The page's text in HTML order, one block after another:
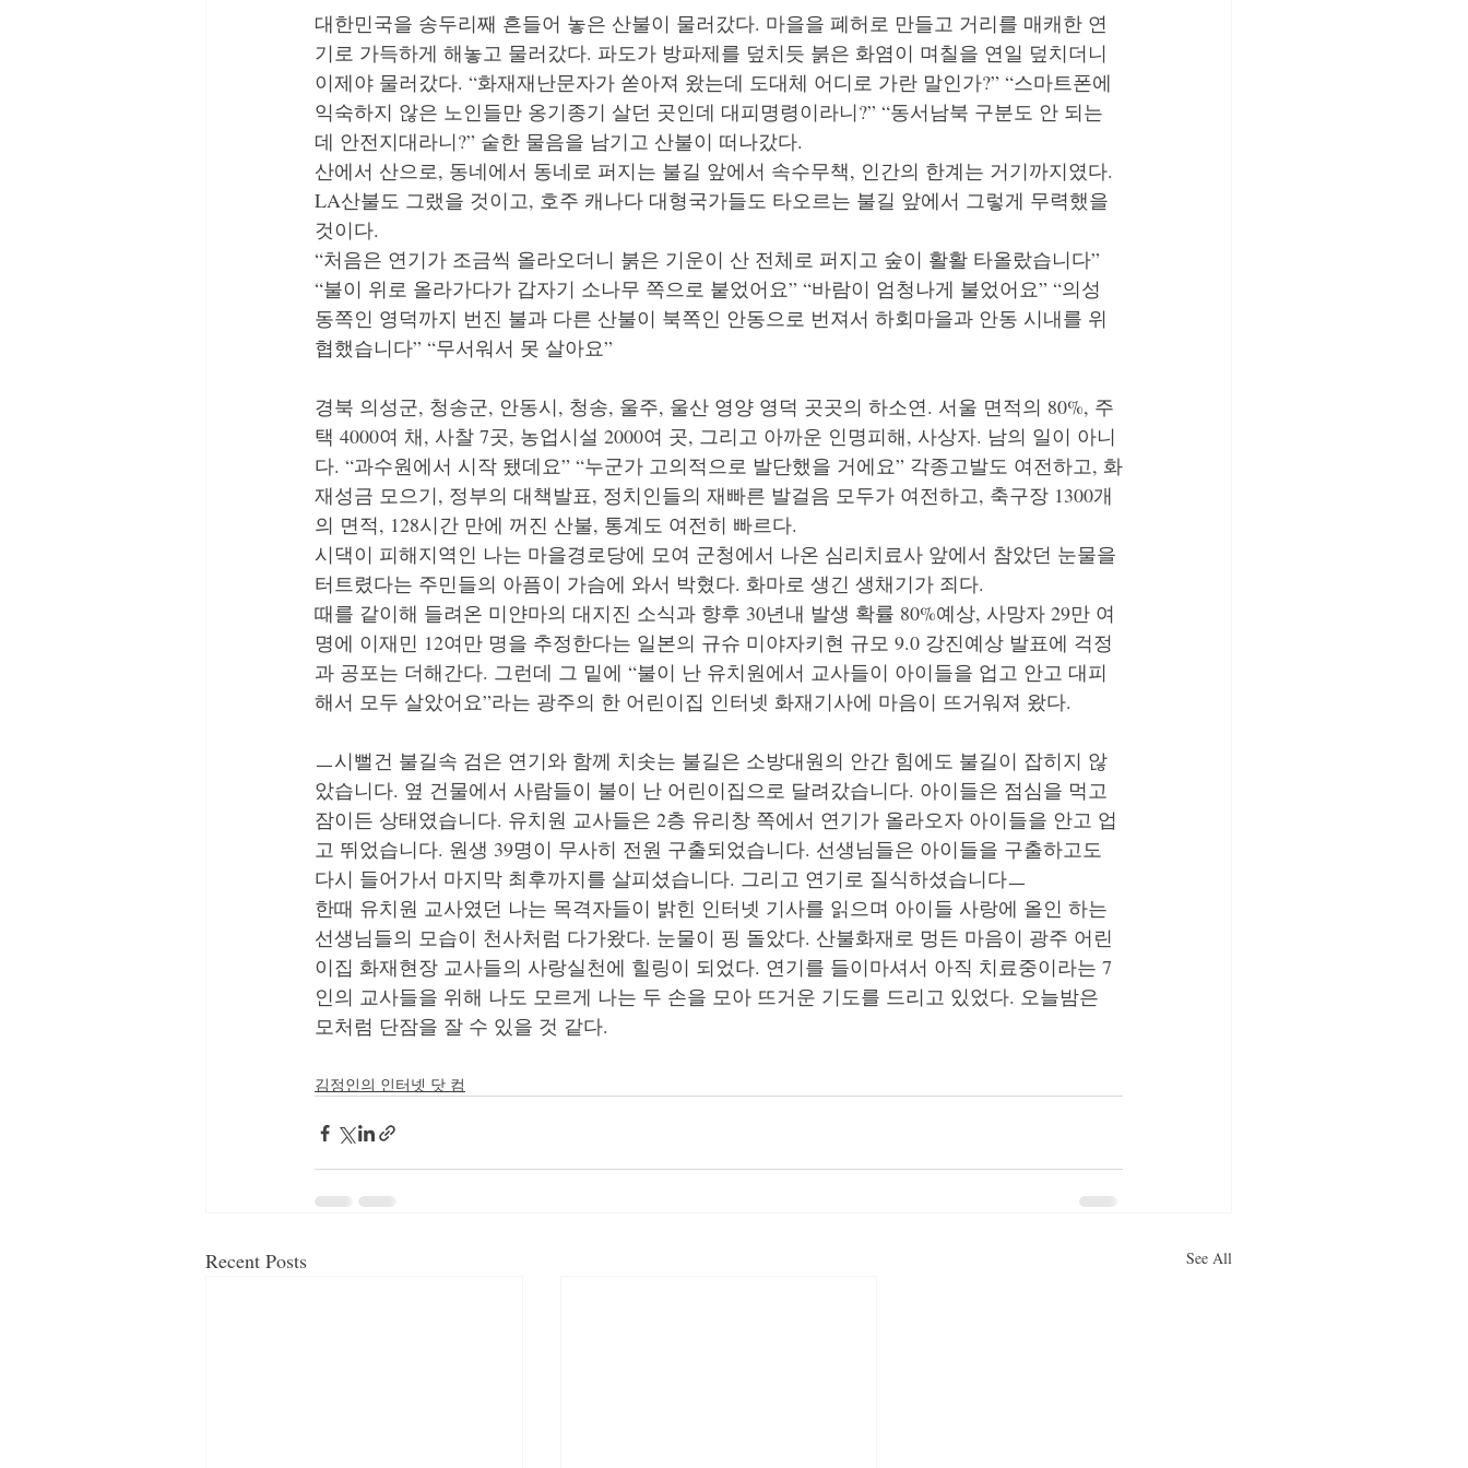
대한민국을 송두리째 흔들어 놓은 산불이 물러갔다. 마을을 폐허로 만들고 거리를 매캐한 연
기로 가득하게 해놓고 물러갔다. 파도가 방파제를 덮치듯 붉은 화염이 며칠을 연일 덮치더니
이제야 물러갔다. “화재재난문자가 쏟아져 왔는데 도대체 어디로 가란 말인가?” “스마트폰에
익숙하지 않은 노인들만 옹기종기 살던 곳인데 대피명령이라니?” “동서남북 구분도 안 되는
데 안전지대라니?” 숱한 물음을 남기고 산불이 떠나갔다.
산에서 산으로, 동네에서 동네로 퍼지는 불길 앞에서 속수무책, 인간의 한계는 거기까지였다.
LA산불도 그랬을 것이고, 호주 캐나다 대형국가들도 타오르는 불길 앞에서 그렇게 무력했을
것이다.
“처음은 연기가 조금씩 올라오더니 붉은 기운이 산 전체로 퍼지고 숲이 활활 타올랐습니다”
“불이 위로 올라가다가 갑자기 소나무 쪽으로 붙었어요” “바람이 엄청나게 불었어요” “의성
동쪽인 영덕까지 번진 불과 다른 산불이 북쪽인 안동으로 번져서 하회마을과 안동 시내를 위
협했습니다” “무서워서 못 살아요”
경북 의성군, 청송군, 안동시, 청송, 울주, 울산 영양 영덕 곳곳의 하소연. 서울 면적의 80%, 주
택 4000여 채, 사찰 7곳, 농업시설 2000여 곳, 그리고 아까운 인명피해, 사상자. 남의 일이 아니
다. “과수원에서 시작 됐데요” “누군가 고의적으로 발단했을 거에요” 각종고발도 여전하고, 화
재성금 모으기, 정부의 대책발표, 정치인들의 재빠른 발걸음 모두가 여전하고, 축구장 1300개
의 면적, 128시간 만에 꺼진 산불, 통계도 여전히 빠르다.
시댁이 피해지역인 나는 마을경로당에 모여 군청에서 나온 심리치료사 앞에서 참았던 눈물을
터트렸다는 주민들의 아픔이 가슴에 와서 박혔다. 화마로 생긴 생채기가 죄다.
때를 같이해 들려온 미얀마의 대지진 소식과 향후 30년내 발생 확률 80%예상, 사망자 29만 여
명에 이재민 12여만 명을 추정한다는 일본의 규슈 미야자키현 규모 9.0 강진예상 발표에 걱정
과 공포는 더해간다. 그런데 그 밑에 “불이 난 유치원에서 교사들이 아이들을 업고 안고 대피
해서 모두 살았어요”라는 광주의 한 어린이집 인터넷 화재기사에 마음이 뜨거워져 왔다.
ㅡ시뻘건 불길속 검은 연기와 함께 치솟는 불길은 소방대원의 안간 힘에도 불길이 잡히지 않
았습니다. 옆 건물에서 사람들이 불이 난 어린이집으로 달려갔습니다. 아이들은 점심을 먹고
잠이든 상태였습니다. 유치원 교사들은 2층 유리창 쪽에서 연기가 올라오자 아이들을 안고 업
고 뛰었습니다. 원생 39명이 무사히 전원 구출되었습니다. 선생님들은 아이들을 구출하고도
다시 들어가서 마지막 최후까지를 살피셨습니다. 그리고 연기로 질식하셨습니다ㅡ
한때 유치원 교사였던 나는 목격자들이 밝힌 인터넷 기사를 읽으며 아이들 사랑에 올인 하는
선생님들의 모습이 천사처럼 다가왔다. 눈물이 핑 돌았다. 산불화재로 멍든 마음이 광주 어린
이집 화재현장 교사들의 사랑실천에 힐링이 되었다. 연기를 들이마셔서 아직 치료중이라는 7
인의 교사들을 위해 나도 모르게 나는 두 손을 모아 뜨거운 기도를 드리고 있었다. 오늘밤은
모처럼 단잠을 잘 수 있을 것 같다.
김정인의 인터넷 닷 컴
Recent Posts See All